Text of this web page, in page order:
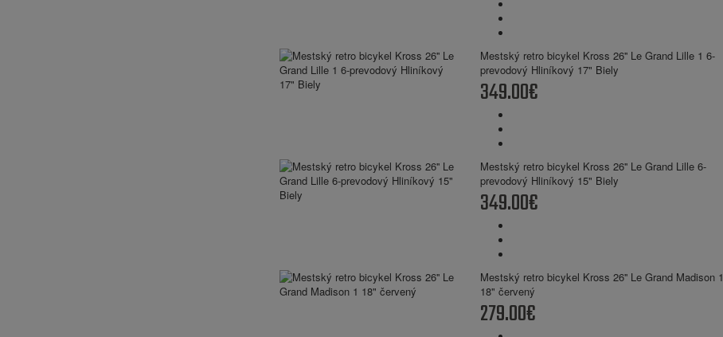
Mestský retro bicykel Kross 26'' Le Grand Lille 1 6-
prevodový Hliníkový 17" Biely
349.00€
Mestský retro bicykel Kross 26'' Le Grand Lille 6-
prevodový Hliníkový 15" Biely
349.00€
Mestský retro bicykel Kross 26'' Le Grand Madison 1
18" červený
279.00€